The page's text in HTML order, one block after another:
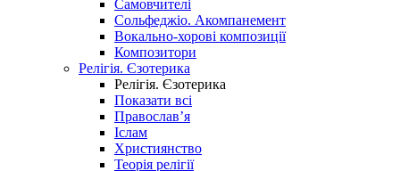
Самовчителі
Сольфеджіо. Акомпанемент
Вокально-хорові композиції
Композитори
Релігія. Єзотерика
Релігія. Єзотерика
Показати всі
Православ’я
Іслам
Християнство
Теорія релігії